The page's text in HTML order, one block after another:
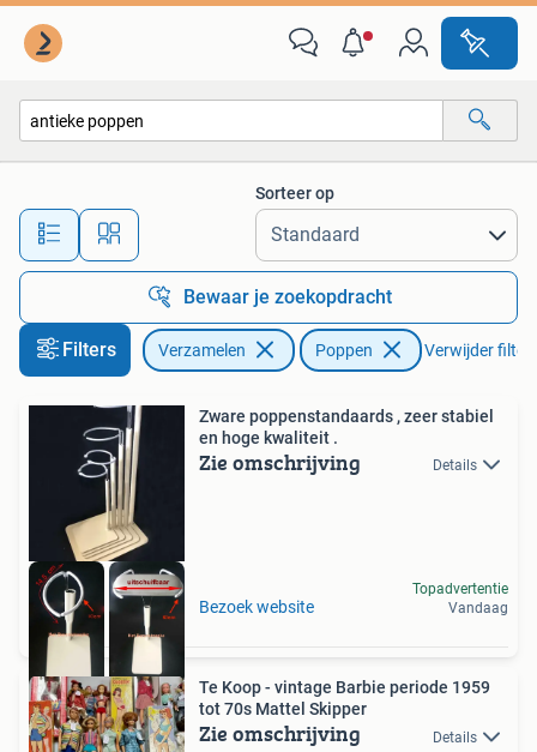
Alle afstanden…
Sorteer op
Bewaar je zoekopdracht
Filters Verzamelen Poppen Verwijder
Zware poppenstandaards , zeer stabiel
en hoge kwaliteit .
Zie omschrijving Details
Bezoek website
Topadvertentie
Vandaag
Te Koop - vintage Barbie periode 1959
tot 70s Mattel Skipper
Zie omschrijving Details